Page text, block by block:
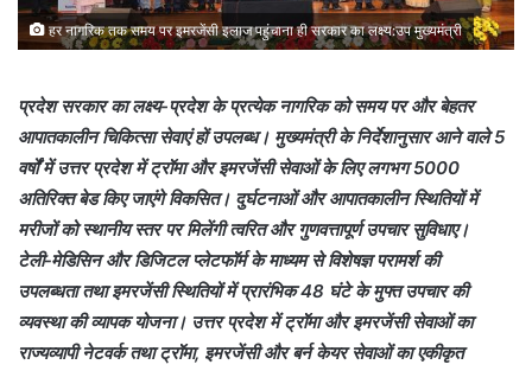
हर नागरिक तक समय पर इमरजेंसी इलाज पहुंचाना ही सरकार का लक्ष्य:उप मुख्यमंत्री
प्रदेश सरकार का लक्ष्य-प्रदेश के प्रत्येक नागरिक को समय पर और बेहतर
आपातकालीन चिकित्सा सेवाएं हों उपलब्ध। मुख्यमंत्री के निर्देशानुसार आने वाले 5
वर्षों में उत्तर प्रदेश में ट्रॉमा और इमरजेंसी सेवाओं के लिए लगभग 5000
अतिरिक्त बेड किए जाएंगे विकसित। दुर्घटनाओं और आपातकालीन स्थितियों में
मरीजों को स्थानीय स्तर पर मिलेंगी त्वरित और गुणवत्तापूर्ण उपचार सुविधाए।
टेली‑मेडिसिन और डिजिटल प्लेटफॉर्म के माध्यम से विशेषज्ञ परामर्श की
उपलब्धता तथा इमरजेंसी स्थितियों में प्रारंभिक 48 घंटे के मुफ्त उपचार की
व्यवस्था की व्यापक योजना। उत्तर प्रदेश में ट्रॉमा और इमरजेंसी सेवाओं का
राज्यव्यापी नेटवर्क तथा ट्रॉमा, इमरजेंसी और बर्न केयर सेवाओं का एकीकृत